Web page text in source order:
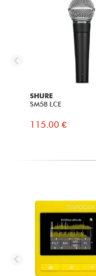
SHURE
SM58 LCE
115.00 €